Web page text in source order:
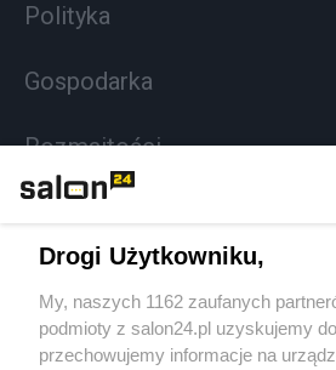
Polityka
Gospodarka
Rozmaitości
Sport
Społeczeństwo
Drogi Użytkowniku,
My, naszych 1162 zaufanych
podmioty z salon24.pl uzyskujemy
przechowujemy informacje na